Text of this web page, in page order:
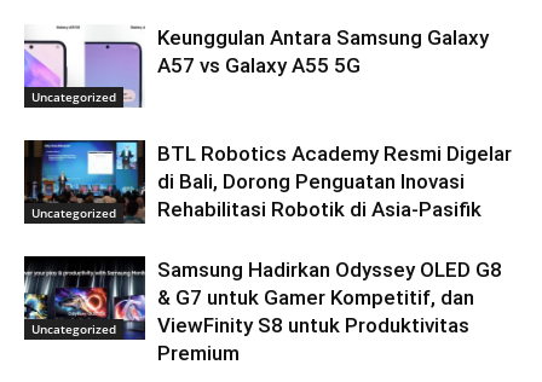
Uncategorized
Keunggulan Antara Samsung Galaxy
A57 vs Galaxy A55 5G
Uncategorized
BTL Robotics Academy Resmi Digelar
di Bali, Dorong Penguatan Inovasi
Rehabilitasi Robotik di Asia-Pasifik
Uncategorized
Samsung Hadirkan Odyssey OLED G8
& G7 untuk Gamer Kompetitif, dan
ViewFinity S8 untuk Produktivitas
Premium